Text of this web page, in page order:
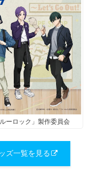
ーロック」製作委員会
ズ一覧を見る